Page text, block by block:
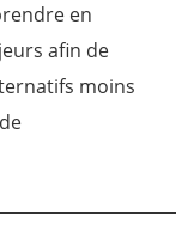
en
afin de
moins